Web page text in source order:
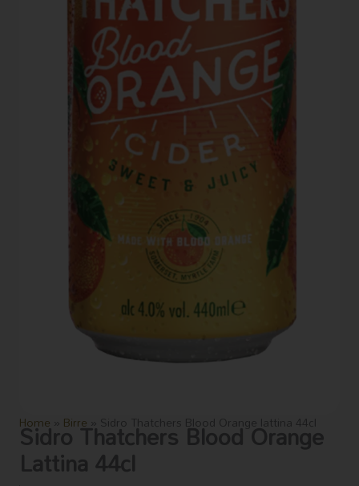
Home » Birre » Sidro Thatchers Blood Orange lattina 44cl
Sidro Thatchers Blood Orange
Lattina 44cl